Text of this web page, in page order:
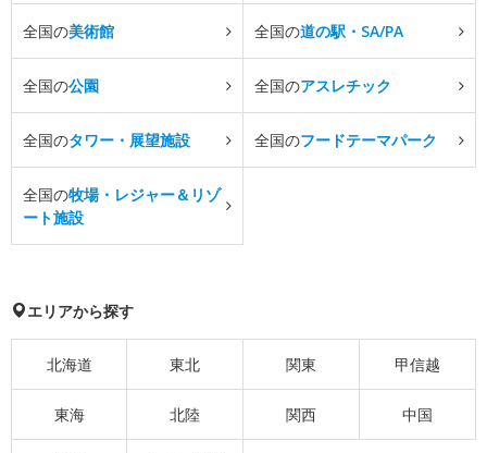
全国の美術館 全国の道の駅・SA/PA
全国の公園 全国のアスレチック
全国のタワー・展望施設 全国のフードテーマパーク
全国の牧場・レジャー＆リゾ
ート施設
エリアから探す
北海道 東北 関東 甲信越
東海 北陸 関西 中国